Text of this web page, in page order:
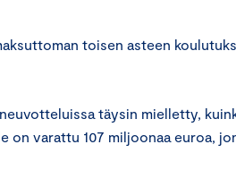
toisen asteen
täysin mielletty,
on varattu 107 miljoonaa euroa,